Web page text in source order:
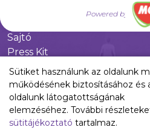
Powered by
Sajtó
Press Kit
Újpest FC Shop
Digitális felületeink
Facebook
Instagram
Sütiket használunk az oldalunk
működésének biztosításához és
oldalunk látogatottságának
elemzéséhez. További
sütitájékoztató tartalmaz.